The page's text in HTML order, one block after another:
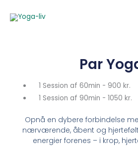
Par
1 Session af 60min - 900 kr.
1 Session af 90min - 1050 kr.
Opnå en dybere forbindelse
nærværende, åbent og
energier forenes – i krop,